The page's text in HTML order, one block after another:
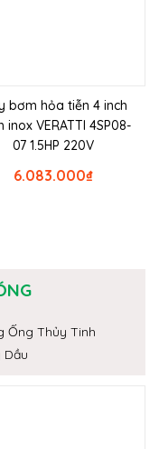
bơm hỏa tiễn 4 inch
inox VERATTI 4SP08-
07 1.5HP 220V
₫
6.083.000
Ống Thủy Tinh
Dầu